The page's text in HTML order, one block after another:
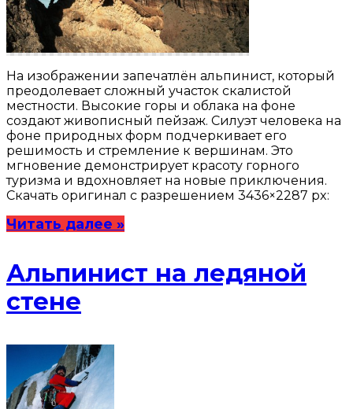
На изображении запечатлён альпинист, который
преодолевает сложный участок скалистой
местности. Высокие горы и облака на фоне
создают живописный пейзаж. Силуэт человека на
фоне природных форм подчеркивает его
решимость и стремление к вершинам. Это
мгновение демонстрирует красоту горного
туризма и вдохновляет на новые приключения.
Скачать оригинал с разрешением 3436×2287 px:
Читать далее »
Альпинист на ледяной
стене